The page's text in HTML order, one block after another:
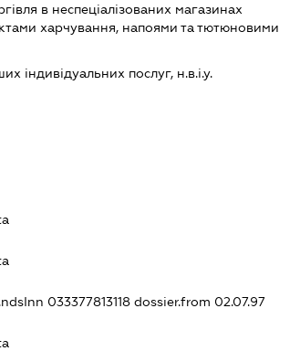
в неспеціалізованих магазинах
харчування, напоями та тютюновими
індивідуальних послуг, н.в.і.у.
033377813118dossier.from 02.07.97